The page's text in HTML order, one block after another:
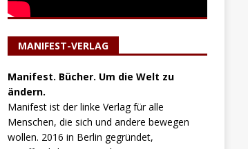
MANIFEST-VERLAG
Manifest. Bücher. Um die Welt zu
ändern.
Manifest ist der linke Verlag für alle
Menschen, die sich und andere bewegen
wollen. 2016 in Berlin gegründet,